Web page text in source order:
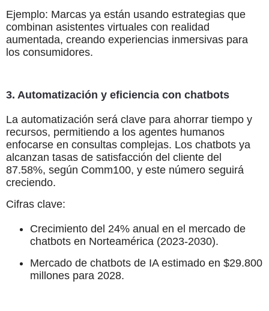
Ejemplo: Marcas ya están usando estrategias que
combinan asistentes virtuales con realidad
aumentada, creando experiencias inmersivas para
los consumidores.
3. Automatización y eficiencia con chatbots
La automatización será clave para ahorrar tiempo y
recursos, permitiendo a los agentes humanos
enfocarse en consultas complejas. Los chatbots ya
alcanzan tasas de satisfacción del cliente del
87.58%, según Comm100, y este número seguirá
creciendo.
Cifras clave:
Crecimiento del 24% anual en el mercado de
chatbots en Norteamérica (2023-2030).
Mercado de chatbots de IA estimado en $29.800
millones para 2028.